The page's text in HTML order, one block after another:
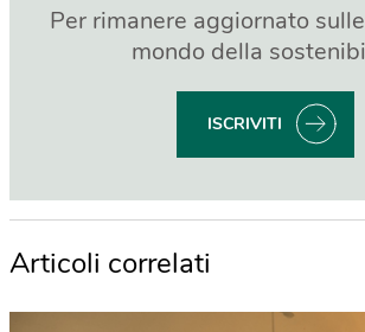
Per rimanere aggiornato
mondo della
ISCRIVITI
Articoli correlati